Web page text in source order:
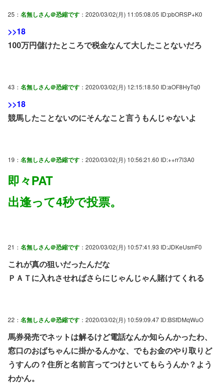
25： 名無しさん＠恐縮です ：2020/03/02(月) 11:05:08.05 ID:pbORSP+K0
>>18
100万円儲けたところで税金なんて大したことないだろ
43： 名無しさん＠恐縮です ：2020/03/02(月) 12:15:18.50 ID:aOF8HyTq0
>>18
競馬したことないのにそんなこと言うもんじゃないよ
19： 名無しさん＠恐縮です ：2020/03/02(月) 10:56:21.60 ID:++rr7l3A0
即々PAT
出逢って4秒で投票。
21： 名無しさん＠恐縮です ：2020/03/02(月) 10:57:41.93 ID:JDKeUsmF0
これが真の狙いだったんだな
ＰＡＴに入れさせればさらにじゃんじゃん賭けてくれる
22： 名無しさん＠恐縮です ：2020/03/02(月) 10:59:09.47 ID:BSfDMqWuO
馬券発売でネットは解るけど電話なんか知らんかったわ、
窓口のおばちゃんに掛かるんかな、でもお金のやり取りど
うすんの？住所と名前言ってつけといてもらうんか？よう
わかん。